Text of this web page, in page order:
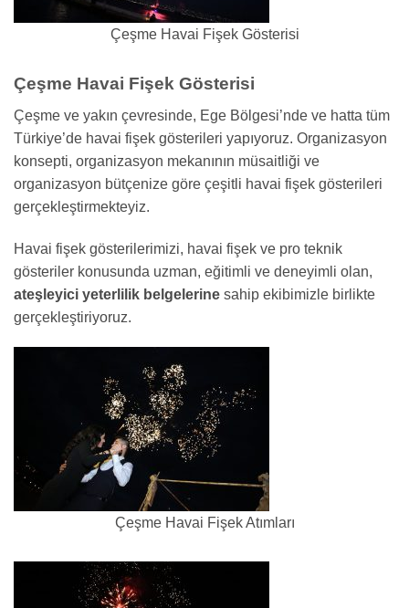
Çeşme Havai Fişek Gösterisi
Çeşme Havai Fişek Gösterisi
Çeşme ve yakın çevresinde, Ege Bölgesi’nde ve hatta tüm
Türkiye’de havai fişek gösterileri yapıyoruz. Organizasyon
konsepti, organizasyon mekanının müsaitliği ve
organizasyon bütçenize göre çeşitli havai fişek gösterileri
gerçekleştirmekteyiz.
Havai fişek gösterilerimizi, havai fişek ve pro teknik
gösteriler konusunda uzman, eğitimli ve deneyimli olan,
ateşleyici yeterlilik belgelerine sahip ekibimizle birlikte
gerçekleştiriyoruz.
Çeşme Havai Fişek Atımları